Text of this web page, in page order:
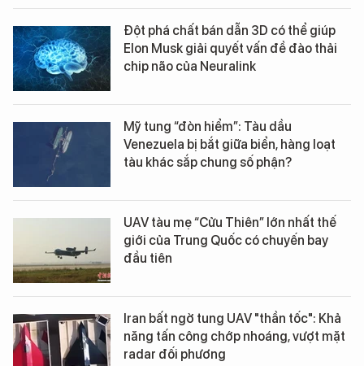
Đột phá chất bán dẫn 3D có thể giúp
Elon Musk giải quyết vấn đề đào thải
chip não của Neuralink
Mỹ tung “đòn hiểm”: Tàu dầu
Venezuela bị bắt giữa biển, hàng loạt
tàu khác sắp chung số phận?
UAV tàu mẹ “Cửu Thiên” lớn nhất thế
giới của Trung Quốc có chuyến bay
đầu tiên
Iran bất ngờ tung UAV "thần tốc": Khả
năng tấn công chớp nhoáng, vượt mặt
radar đối phương